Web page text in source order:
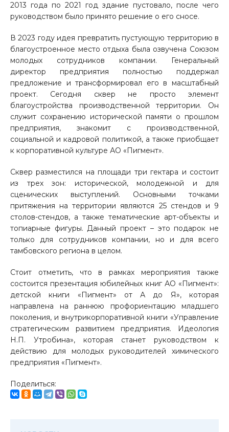
2013 года по 2021 год здание пустовало, после чего
руководством было принято решение о его сносе.
В 2023 году идея превратить пустующую территорию в
благоустроенное место отдыха была озвучена Союзом
молодых сотрудников компании. Генеральный
директор предприятия полностью поддержал
предложение и трансформировал его в масштабный
проект. Сегодня сквер не просто элемент
благоустройства производственной территории. Он
служит сохранению исторической памяти о прошлом
предприятия, знакомит с производственной,
социальной и кадровой политикой, а также приобщает
к корпоративной культуре АО «Пигмент».
Сквер разместился на площади три гектара и состоит
из трех зон: исторической, молодежной и для
сценических выступлений. Основными точками
притяжения на территории являются 25 стендов и 9
столов-стендов, а также тематические арт-объекты и
топиарные фигуры. Данный проект – это подарок не
только для сотрудников компании, но и для всего
тамбовского региона в целом.
Стоит отметить, что в рамках мероприятия также
состоится презентация юбилейных книг АО «Пигмент»:
детской книги «Пигмент» от А до Я», которая
направлена на раннюю профориентацию младшего
поколения, и внутрикорпоративной книги «Управление
стратегическим развитием предприятия. Идеология
Н.П. Утробина», которая станет руководством к
действию для молодых руководителей химического
предприятия «Пигмент».
Поделиться: